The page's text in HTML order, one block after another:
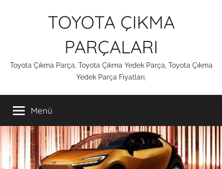
TOYOTA ÇIKMA
PARÇALARI
Toyota Çıkma Parça, Toyota Çıkma Yedek Parça, Toyota Çıkma
Yedek Parça Fiyatları,
Menü